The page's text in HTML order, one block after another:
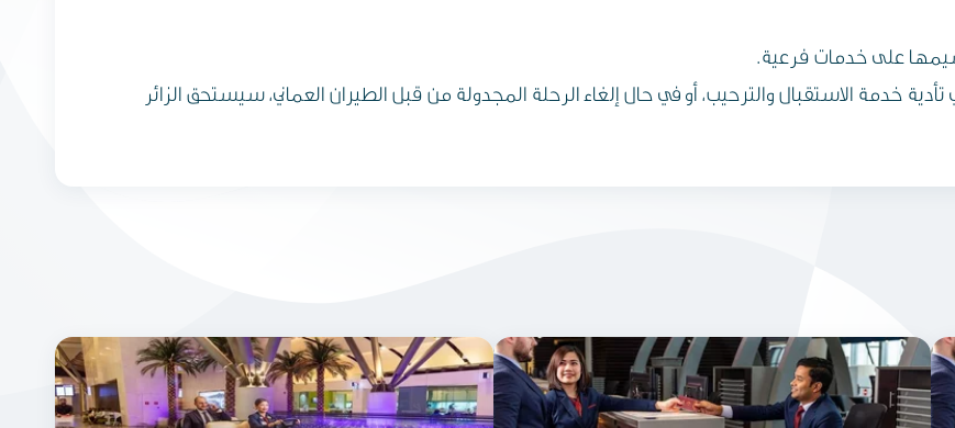
على خدمات فرعية.
خدمة الاستقبال والترحيب، أو في حال إلغاء الرحلة المجدولة من قبل الطيران العماني، سيستحق الزائر